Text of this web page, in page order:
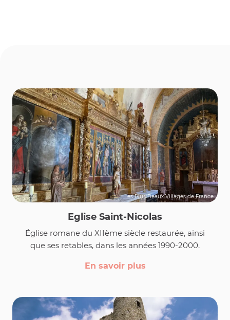
Les Plus Beaux Villages de France
Eglise Saint-Nicolas
Église romane du XIIème siècle restaurée, ainsi
que ses retables, dans les années 1990-2000.
En savoir plus